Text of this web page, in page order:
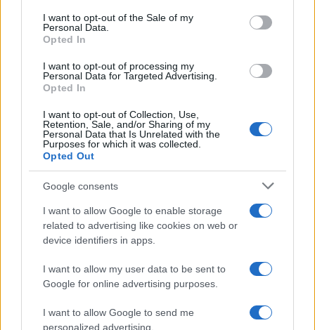
consent section.
I want to opt-out of the Sale of my
Personal Data.
Opted In
I want to opt-out of processing my
Personal Data for Targeted Advertising.
Opted In
I want to opt-out of Collection, Use,
Retention, Sale, and/or Sharing of my
Personal Data that Is Unrelated with the
Purposes for which it was collected.
Opted Out
Google consents
I want to allow Google to enable storage
related to advertising like cookies on web or
device identifiers in apps.
I want to allow my user data to be sent to
Google for online advertising purposes.
I want to allow Google to send me
personalized advertising.
questa generazione. Per approfondire i titoli da
riscoprire e le migliori scelte hardware, consultate
guide, recensioni e notizie aggiornate dedicate al
retro gaming.
AUTORE
AiAdhubMedia